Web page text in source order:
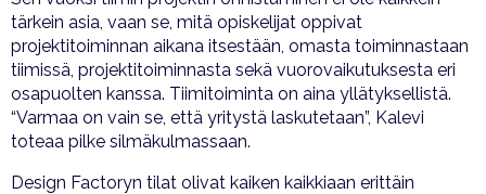
tärkein asia, vaan se, mitä opiskelijat oppivat
projektitoiminnan aikana itsestään, omasta toiminnastaan
tiimissä, projektitoiminnasta sekä vuorovaikutuksesta eri
osapuolten kanssa. Tiimitoiminta on aina yllätyksellistä.
“Varmaa on vain se, että yritystä laskutetaan”, Kalevi
toteaa pilke silmäkulmassaan.
Design Factoryn tilat olivat kaiken kaikkiaan erittäin